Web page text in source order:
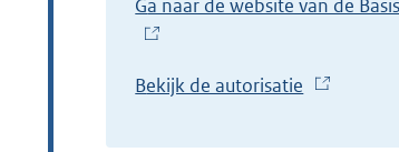
Ga naar de website van de
xBekijk de autorisatie
x